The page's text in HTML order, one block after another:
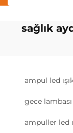
sağlık
ampul led
gece
ampuller led